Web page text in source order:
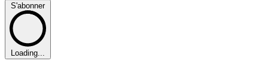
S'abonner
Loading...